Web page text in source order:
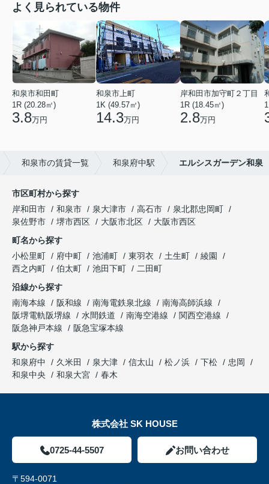
よく見られている物件
和泉市和田町
1R (20.28㎡)
3.8万円
和泉市上町
1K (49.57㎡)
14.3万円
岸和田市加守町２丁目
1R (18.45㎡)
2.8万円
和泉市の賃貸一覧 和泉府中駅 エルシスガーデン和泉
市区町村から探す
岸和田市
和泉市 泉大津市 高石市
泉北郡忠岡町
泉佐野市
堺市西区 大阪市北区
大阪市西区
町名から探す
小松里町
府中町 池浦町 東羽衣 土生町
綾園
西之内町
伯太町 池田下町
二田町
沿線から探す
南海本線
阪和線 南海電鉄泉北線
南海高師浜線
阪堺電軌阪堺線
水間鉄道 南海空港線
関西空港線
阪急神戸本線
阪急宝塚本線
駅から探す
和泉府中
久米田 泉大津 信太山 松ノ浜 下松
忠岡
和泉中央
和泉大宮 春木
株式会社 SK HOUSE
0725-44-5507 お問い合わせ
〒594-0071